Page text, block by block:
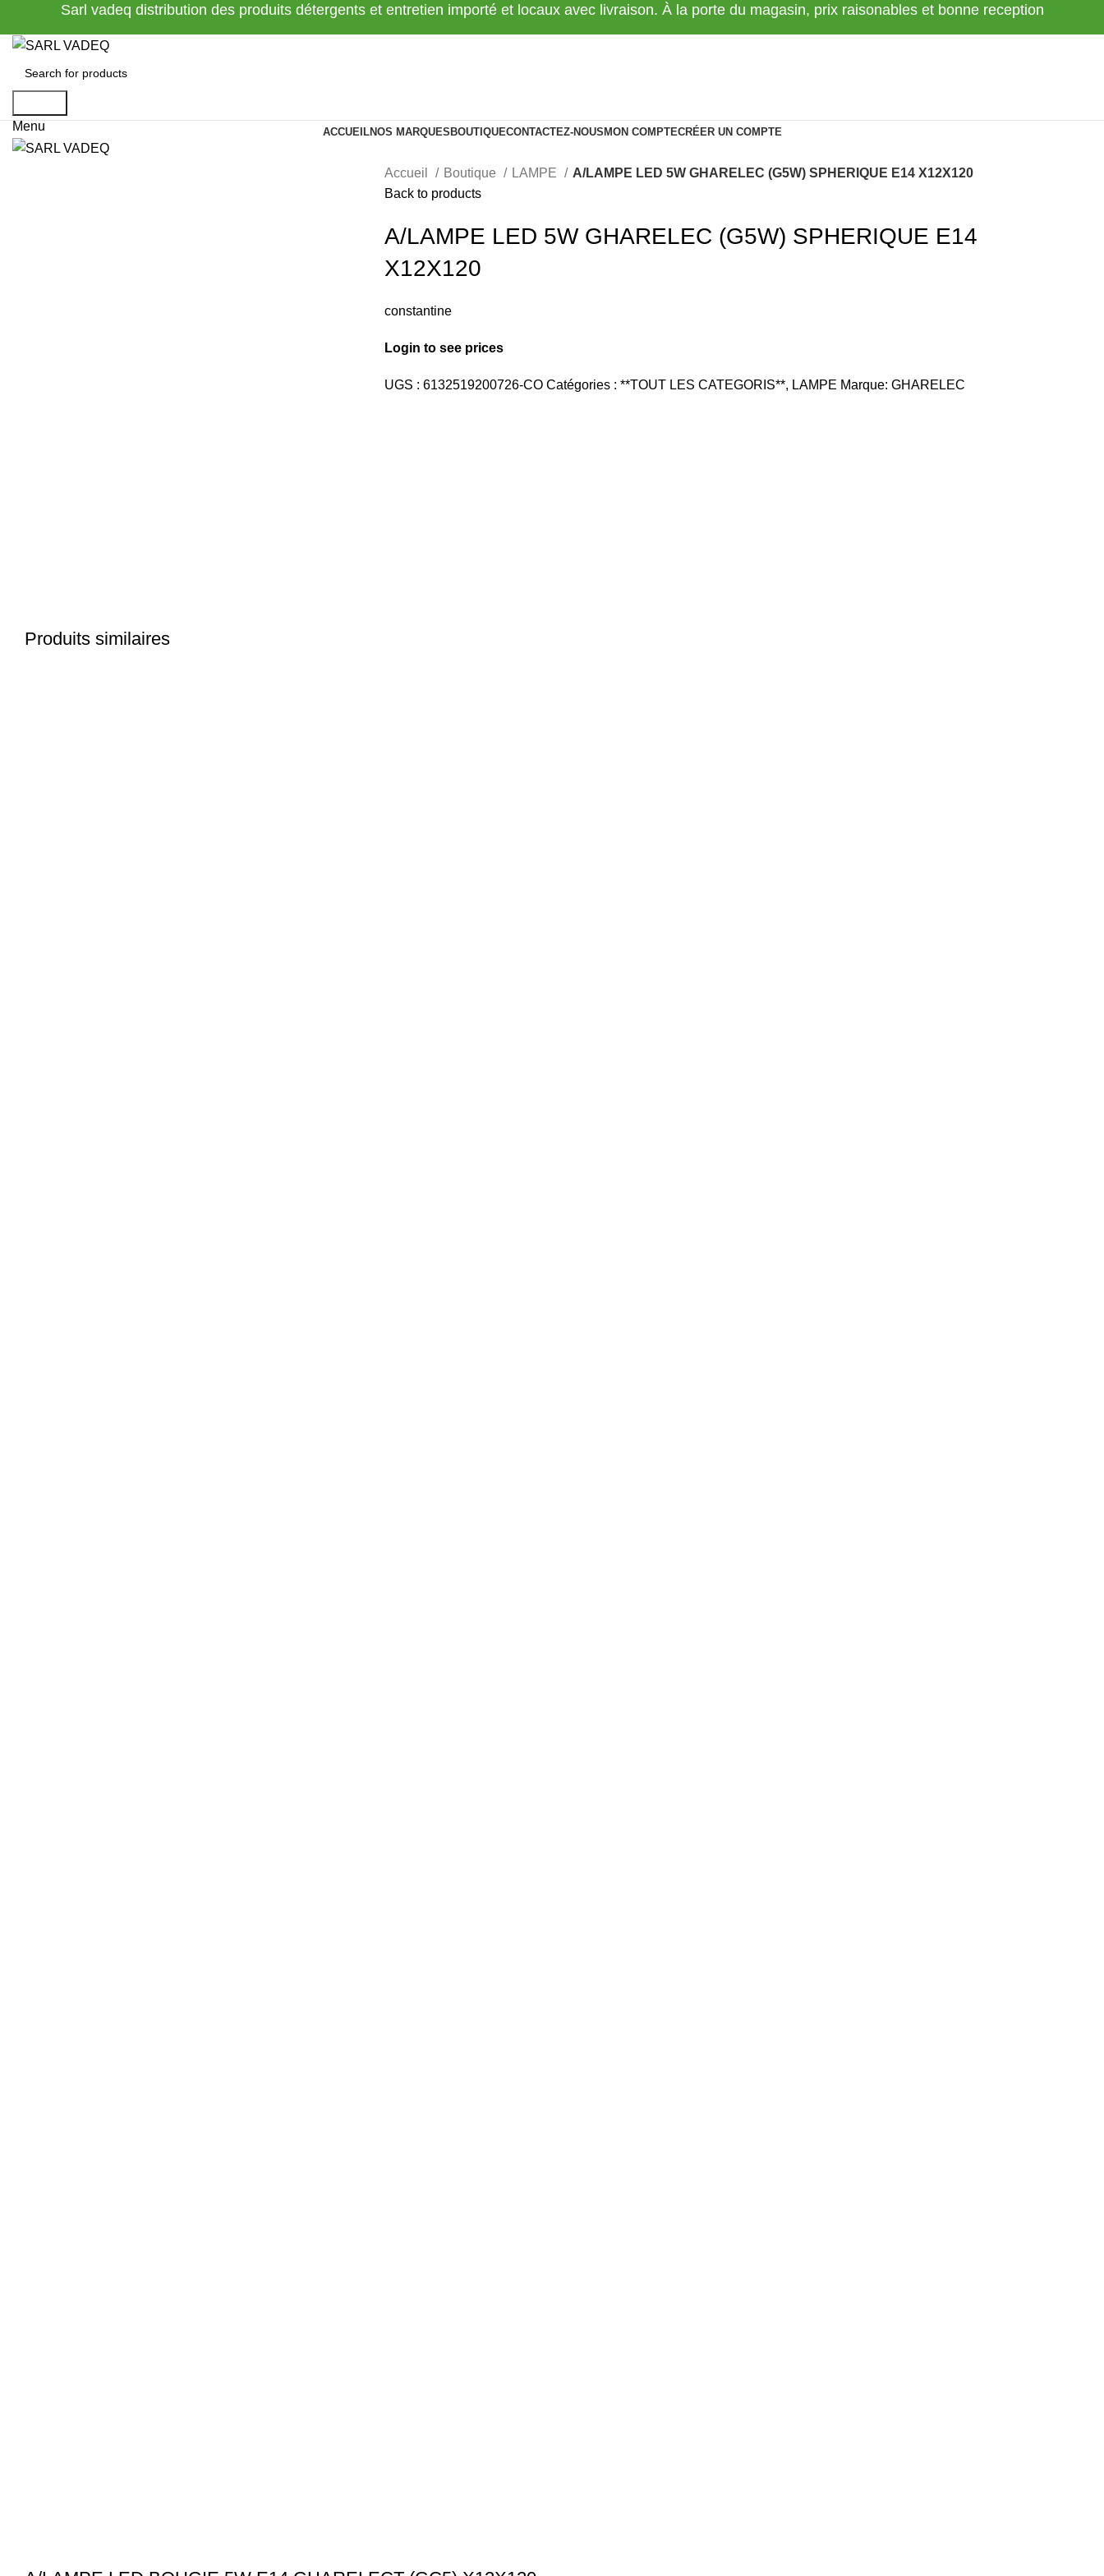
Sarl vadeq distribution des produits détergents et entretien importé et locaux avec livraison. À la porte du magasin, prix raisonables et bonne reception
Menu
ACCUEILNOS MARQUES BOUTIQUECONTACTEZ-NOUS MON COMPTECRÉER UN COMPTE
Accueil Boutique LAMPE
A/LAMPE LED 5W GHARELEC (G5W) SPHERIQUE E14 X12X120
Back to products
A/LAMPE LED 5W GHARELEC (G5W) SPHERIQUE E14
X12X120
constantine
Login to see prices
UGS : 6132519200726-CO Catégories : **TOUT LES CATEGORIS**, LAMPE Marque: GHARELEC
Produits similaires